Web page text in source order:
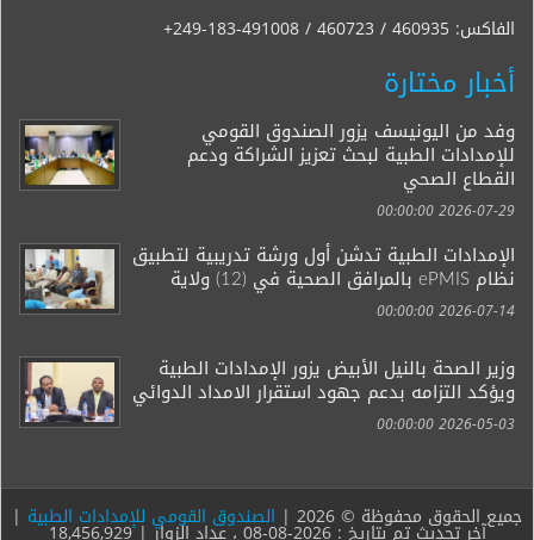
الفاكس: +249-183-491008 / 460723 / 460935
أخبار مختارة
وفد من اليونيسف يزور الصندوق القومي
للإمدادات الطبية لبحث تعزيز الشراكة ودعم
القطاع الصحي
2026-07-29 00:00:00
الإمدادات الطبية تدشن أول ورشة تدريبية لتطبيق
نظام ePMIS بالمرافق الصحية في (12) ولاية
2026-07-14 00:00:00
وزير الصحة بالنيل الأبيض يزور الإمدادات الطبية
ويؤكد التزامه بدعم جهود استقرار الامداد الدوائي
2026-05-03 00:00:00
جميع الحقوق محفوظة © 2026 | الصندوق القومي للإمدادات الطبية |
آخر تحديث تم بتاريخ : 2026-08-08 ، عداد الزوار | 18,456,929